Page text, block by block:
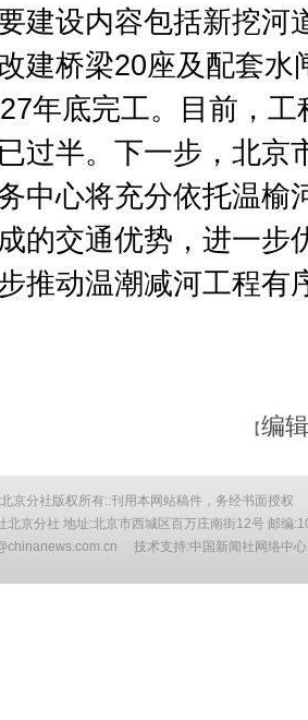
建设内容包括新挖河
建桥梁20座及配套水
年底完工。目前，工
过半。下一步，北京
中心将充分依托温榆
的交通优势，进一步
推动温潮减河工程有
【编
京分社版权所有::刊用本网站稿件，务经书面授权
北京分社 地址:北京市西城区百万庄南街12号 邮编
技术支持:中国新闻社网络中心